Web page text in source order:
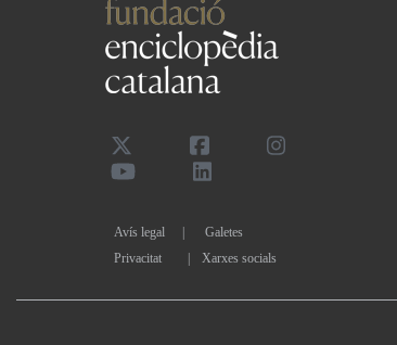
Avís legal
Galetes
Privacitat
| Xarxes socials